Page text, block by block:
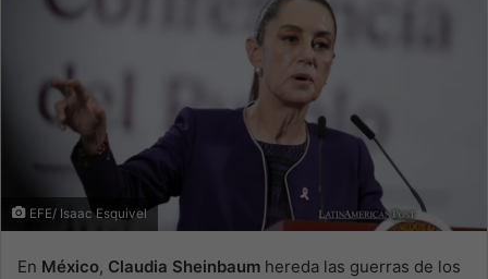
EFE/ Isaac Esquivel
En México, Claudia Sheinbaum hereda las guerras de los